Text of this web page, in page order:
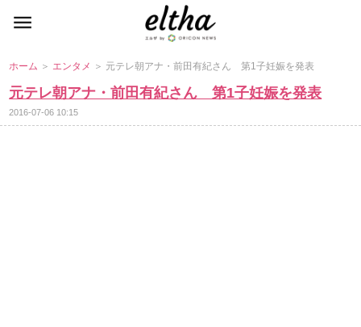
ホーム ＞ エンタメ ＞ 元テレ朝アナ・前田有紀さん 第1子妊娠を発表
元テレ朝アナ・前田有紀さん 第1子妊娠を発表
2016-07-06 10:15